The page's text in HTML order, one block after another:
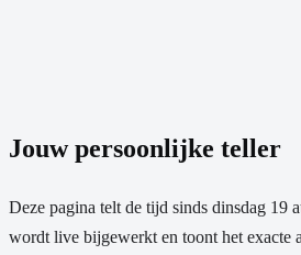
Jouw persoonlijke teller
Deze pagina telt de tijd sinds dinsdag 19
wordt live bijgewerkt en toont het exacte